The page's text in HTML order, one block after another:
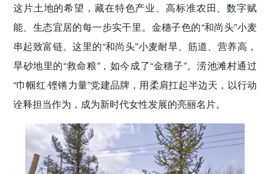
这片土地的希望，藏在特色产业、高标准农田、数字赋
能、生态宜居的每一步实干里。金穗子色的“和尚头”小麦
串起致富链。这里的“和尚头”小麦耐旱、筋道、营养高，
旱砂地里的“救命粮”，如今成了“金穗子”。涝池滩村通过
“巾帼红·铿锵力量”党建品牌，用柔肩扛起半边天，以行动
诠释担当作为，成为新时代女性发展的亮丽名片。